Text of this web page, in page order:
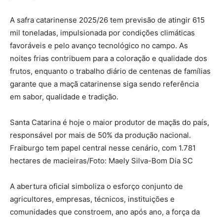
A safra catarinense 2025/26 tem previsão de atingir 615
mil toneladas, impulsionada por condições climáticas
favoráveis e pelo avanço tecnológico no campo. As
noites frias contribuem para a coloração e qualidade dos
frutos, enquanto o trabalho diário de centenas de famílias
garante que a maçã catarinense siga sendo referência
em sabor, qualidade e tradição.
Santa Catarina é hoje o maior produtor de maçãs do país,
responsável por mais de 50% da produção nacional.
Fraiburgo tem papel central nesse cenário, com 1.781
hectares de macieiras/Foto: Maely Silva-Bom Dia SC
A abertura oficial simboliza o esforço conjunto de
agricultores, empresas, técnicos, instituições e
comunidades que constroem, ano após ano, a força da